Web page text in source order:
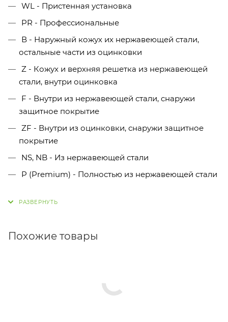
WL - Пристенная установка
PR - Профессиональные
В - Наружный кожух их нержавеющей стали,
остальные части из оцинковки
Z - Кожух и верхняя решетка из нержавеющей
стали, внутри оцинковка
F - Внутри из нержавеющей стали, снаружи
защитное покрытие
ZF - Внутри из оцинковки, снаружи защитное
покрытие
NS, NB - Из нержавеющей стали
P (Premium) - Полностью из нержавеющей стали
Похожие товары